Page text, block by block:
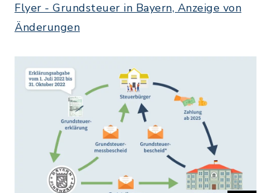
Flyer - Grundsteuer in Bayern, Anzeige von
Änderungen